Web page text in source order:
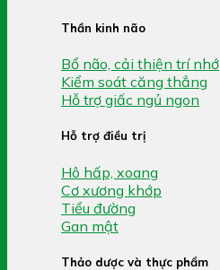
Thần kinh não
Bổ não, cải thiện trí nhớ
Kiểm soát căng thẳng
Hỗ trợ giấc ngủ ngon
Hỗ trợ điều trị
Hô hấp, xoang
Cơ xương khớp
Tiểu đường
Gan mật
Thảo dược và thực phẩm